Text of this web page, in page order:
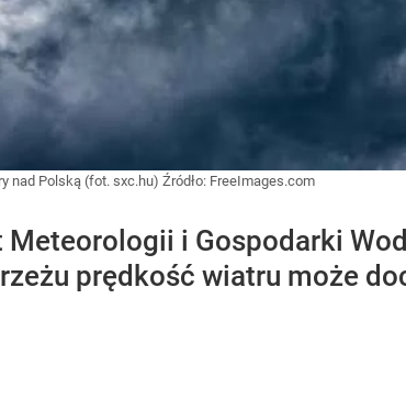
nad Polską (fot. sxc.hu) Źródło: FreeImages.com
Meteorologii i Gospodarki
prędkość wiatru może